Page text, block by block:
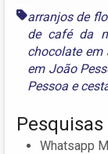
arranjos de
de café da
chocolate em
em João
Pessoa e
Whatsapp